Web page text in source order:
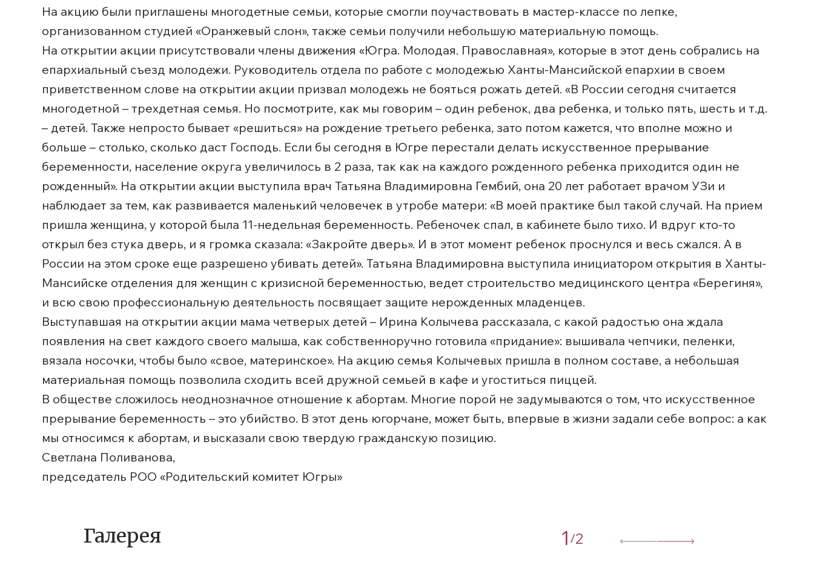
На акцию были приглашены многодетные семьи, которые смогли поучаствовать в мастер-классе по лепке,
организованном студией «Оранжевый слон», также семьи получили небольшую материальную помощь.
На открытии акции присутствовали члены движения «Югра. Молодая. Православная», которые в этот день собрались на
епархиальный съезд молодежи. Руководитель отдела по работе с молодежью Ханты-Мансийской епархии в своем
приветственном слове на открытии акции призвал молодежь не бояться рожать детей. «В России сегодня считается
многодетной – трехдетная семья. Но посмотрите, как мы говорим – один ребенок, два ребенка, и только пять, шесть и т.д.
– детей. Также непросто бывает «решиться» на рождение третьего ребенка, зато потом кажется, что вполне можно и
больше – столько, сколько даст Господь. Если бы сегодня в Югре перестали делать искусственное прерывание
беременности, население округа увеличилось в 2 раза, так как на каждого рожденного ребенка приходится один не
рожденный». На открытии акции выступила врач Татьяна Владимировна Гембий, она 20 лет работает врачом УЗи и
наблюдает за тем, как развивается маленький человечек в утробе матери: «В моей практике был такой случай. На прием
пришла женщина, у которой была 11-недельная беременность. Ребеночек спал, в кабинете было тихо. И вдруг кто-то
открыл без стука дверь, и я громка сказала: «Закройте дверь». И в этот момент ребенок проснулся и весь сжался. А в
России на этом сроке еще разрешено убивать детей». Татьяна Владимировна выступила инициатором открытия в Ханты-
Мансийске отделения для женщин с кризисной беременностью, ведет строительство медицинского центра «Берегиня»,
и всю свою профессиональную деятельность посвящает защите нерожденных младенцев.
Выступавшая на открытии акции мама четверых детей – Ирина Колычева рассказала, с какой радостью она ждала
появления на свет каждого своего малыша, как собственноручно готовила «придание»: вышивала чепчики, пеленки,
вязала носочки, чтобы было «свое, материнское». На акцию семья Колычевых пришла в полном составе, а небольшая
материальная помощь позволила сходить всей дружной семьей в кафе и угоститься пиццей.
В обществе сложилось неоднозначное отношение к абортам. Многие порой не задумываются о том, что искусственное
прерывание беременность – это убийство. В этот день югорчане, может быть, впервые в жизни задали себе вопрос: а как
мы относимся к абортам, и высказали свою твердую гражданскую позицию.
Светлана Поливанова,
председатель РОО «Родительский комитет Югры»
Галерея 1 /2